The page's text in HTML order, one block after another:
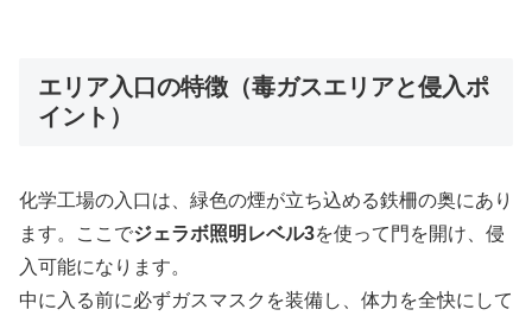
エリア入口の特徴（毒ガスエリアと侵入ポ
イント）
化学工場の入口は、緑色の煙が立ち込める鉄柵の奥にあり
ます。ここでジェラボ照明レベル3を使って門を開け、侵
入可能になります。
中に入る前に必ずガスマスクを装備し、体力を全快にして